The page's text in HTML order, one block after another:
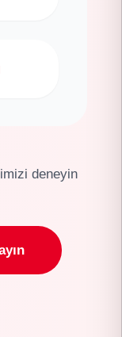
deneyin